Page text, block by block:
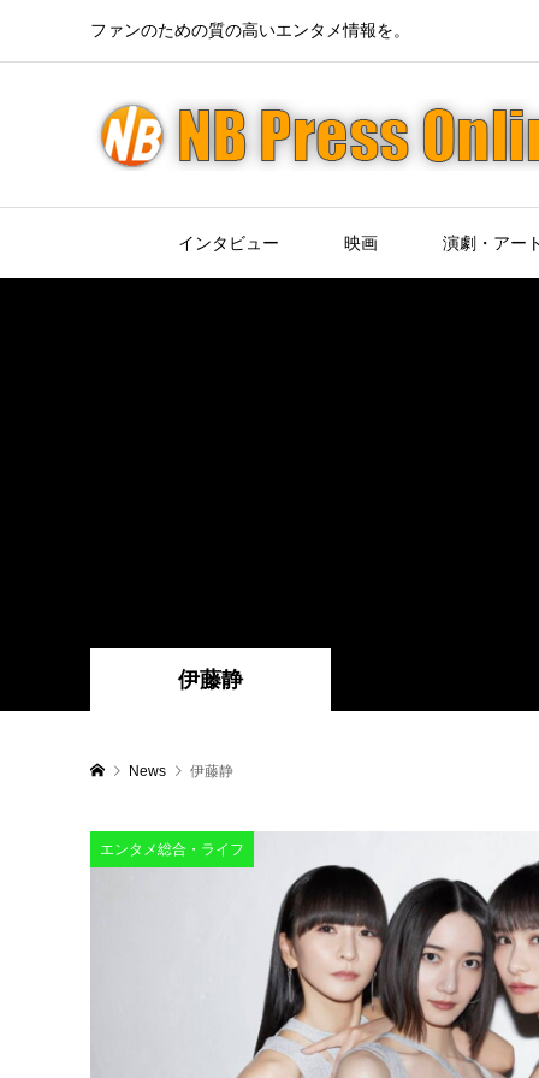
ファンのための質の高いエンタメ情報を。
インタビュー 映画 演劇・アー
伊藤静
News 伊藤静
エンタメ総合・ライフ